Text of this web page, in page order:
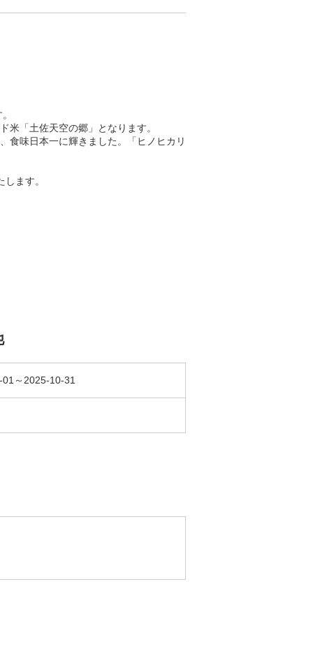
米「土佐天空の郷」となります。
食味日本一に輝きました。「ヒノヒカリ
ます。
～2025-10-31